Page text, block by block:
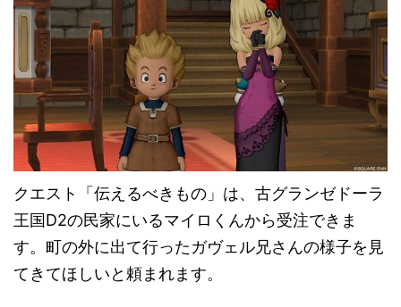
クエスト「伝えるべきもの」は、古グランゼドーラ
王国D2の民家にいるマイロくんから受注できま
す。町の外に出て行ったガヴェル兄さんの様子を見
てきてほしいと頼まれます。